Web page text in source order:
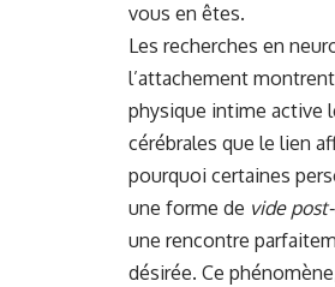
vous en êtes.
Les recherches en
l’attachement
physique intime active
cérébrales que le lien
pourquoi certaines
une forme de vide
une rencontre
désirée. Ce